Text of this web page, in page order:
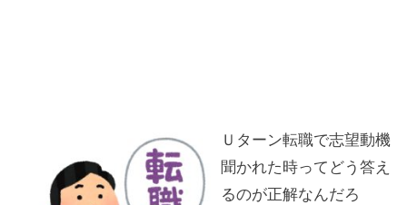
Ｕターン転職で志望動機
聞かれた時ってどう答え
るのが正解なんだろ